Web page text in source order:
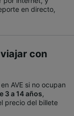
en directo,
con
AVE si no ocupan
3 a 14 años,
precio del billete